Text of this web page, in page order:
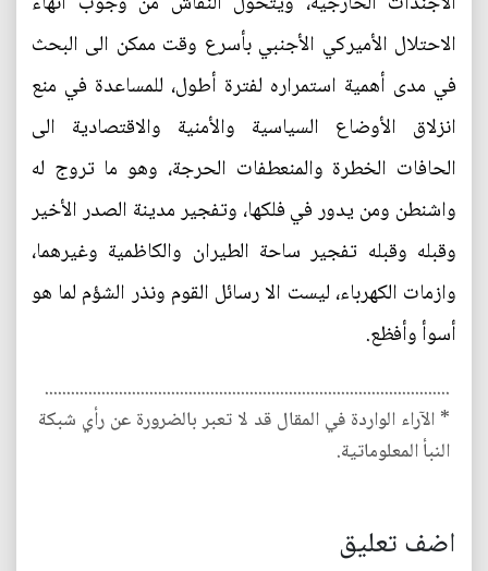
الاحتلال الأميركي الأجنبي بأسرع وقت ممكن الى البحث
في مدى أهمية استمراره لفترة أطول، للمساعدة في منع
انزلاق الأوضاع السياسية والأمنية والاقتصادية الى
الحافات الخطرة والمنعطفات الحرجة، وهو ما تروج له
واشنطن ومن يدور في فلكها، وتفجير مدينة الصدر الأخير
وقبله وقبله تفجير ساحة الطيران والكاظمية وغيرهما،
وازمات الكهرباء، ليست الا رسائل القوم ونذر الشؤم لما هو
أسوأ وأفظع.
.............................................................................................
* الآراء الواردة في المقال قد لا تعبر بالضرورة عن رأي شبكة
النبأ المعلوماتية.
اضف تعليق